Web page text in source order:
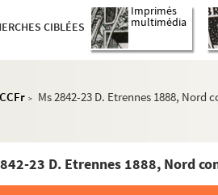
CIBLÉES
Imprimés
multimédia
> Ms 2842-23 D. Etrennes 1888, Nord
23 D. Etrennes 1888, Nord
Ms 2836-71 D. Bibliothèque des professions
Ms 2839-1 D à Ms 2839-81 D. Catalogues
Ms 2839-82 D à Ms 2839-90 D. Autres
Ms 2842-1 D à Ms 2842-29 D. Le monde
Ms 2842-1 D. A partir du 15